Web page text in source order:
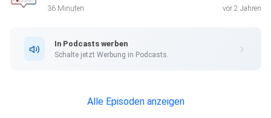
Hessen. Heute wollen wir uns mit den beiden Chefs
MAIER vom GenoHotel Baunatal.
36 Minuten vor 2 Jahren
In Podcasts werben
Schalte jetzt Werbung in Podcasts.
Alle Episoden anzeigen